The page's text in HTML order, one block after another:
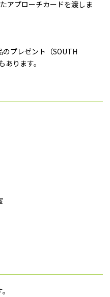
アプローチカードを渡しま
プレゼント（SOUTH
ります。